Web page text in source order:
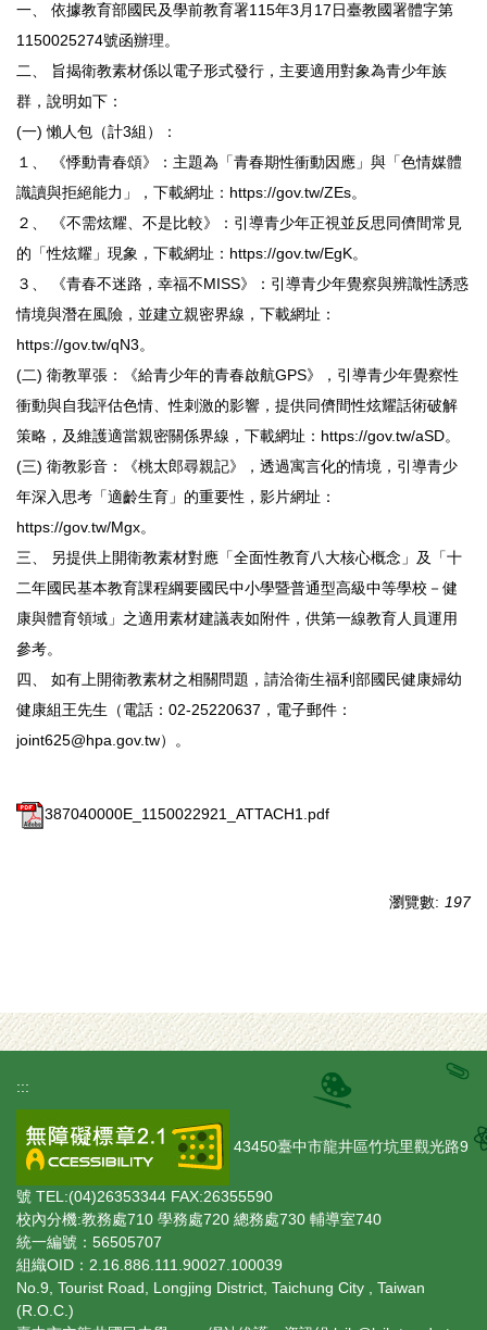
一、 依據教育部國民及學前教育署115年3月17日臺教國署體字第
1150025274號函辦理。
二、 旨揭衛教素材係以電子形式發行，主要適用對象為青少年族
群，說明如下：
(一) 懶人包（計3組）：
１、 《悸動青春頌》：主題為「青春期性衝動因應」與「色情媒體
識讀與拒絕能力」，下載網址：https://gov.tw/ZEs。
２、 《不需炫耀、不是比較》：引導青少年正視並反思同儕間常見
的「性炫耀」現象，下載網址：https://gov.tw/EgK。
３、 《青春不迷路，幸福不MISS》：引導青少年覺察與辨識性誘惑
情境與潛在風險，並建立親密界線，下載網址：
https://gov.tw/qN3。
(二) 衛教單張：《給青少年的青春啟航GPS》，引導青少年覺察性
衝動與自我評估色情、性刺激的影響，提供同儕間性炫耀話術破解
策略，及維護適當親密關係界線，下載網址：https://gov.tw/aSD。
(三) 衛教影音：《桃太郎尋親記》，透過寓言化的情境，引導青少
年深入思考「適齡生育」的重要性，影片網址：
https://gov.tw/Mgx。
三、 另提供上開衛教素材對應「全面性教育八大核心概念」及「十
二年國民基本教育課程綱要國民中小學暨普通型高級中等學校－健
康與體育領域」之適用素材建議表如附件，供第一線教育人員運用
參考。
四、 如有上開衛教素材之相關問題，請洽衛生福利部國民健康婦幼
健康組王先生（電話：02-25220637，電子郵件：
joint625@hpa.gov.tw）。
387040000E_1150022921_ATTACH1.pdf
瀏覽數: 197
:::
43450臺中市龍井區竹坑里觀光路9
號 TEL:(04)26353344 FAX:26355590
校內分機:教務處710 學務處720 總務處730 輔導室740
統一編號：56505707
組織OID：2.16.886.111.90027.100039
No.9, Tourist Road, Longjing District, Taichung City , Taiwan
(R.O.C.)